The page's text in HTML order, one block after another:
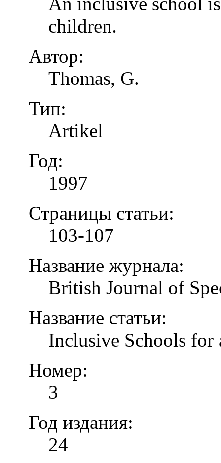
children.
Автор:
Thomas, G.
Тип:
Artikel
Год:
1997
Страницы статьи:
103-107
Название журнала:
British Journal of
Название статьи:
Inclusive Schools for
Номер:
3
Год издания:
24